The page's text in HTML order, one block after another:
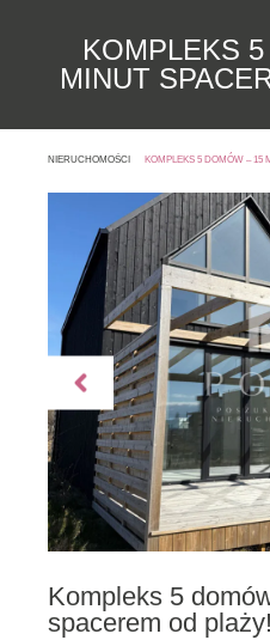
KOMPLEKS
MINUT
NIERUCHOMOŚCI KOMPLEKS 5 DOMÓW – 15
Kompleks 5
spacerem od plaży!